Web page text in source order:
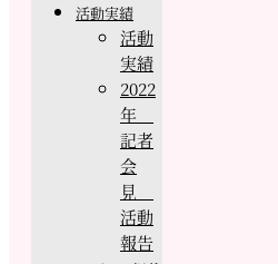
活動実績
活動
実績
2022
年
記者
会
見
活動
報告